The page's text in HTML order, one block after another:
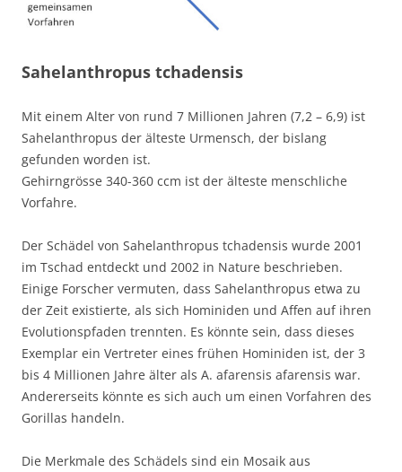
Sahelanthropus tchadensis
Mit einem Alter von rund 7 Millionen Jahren (7,2 – 6,9) ist
Sahelanthropus der älteste Urmensch, der bislang
gefunden worden ist.
Gehirngrösse 340-360 ccm ist der älteste menschliche
Vorfahre.
Der Schädel von Sahelanthropus tchadensis wurde 2001
im Tschad entdeckt und 2002 in Nature beschrieben.
Einige Forscher vermuten, dass Sahelanthropus etwa zu
der Zeit existierte, als sich Hominiden und Affen auf ihren
Evolutionspfaden trennten. Es könnte sein, dass dieses
Exemplar ein Vertreter eines frühen Hominiden ist, der 3
bis 4 Millionen Jahre älter als A. afarensis afarensis war.
Andererseits könnte es sich auch um einen Vorfahren des
Gorillas handeln.
Die Merkmale des Schädels sind ein Mosaik aus